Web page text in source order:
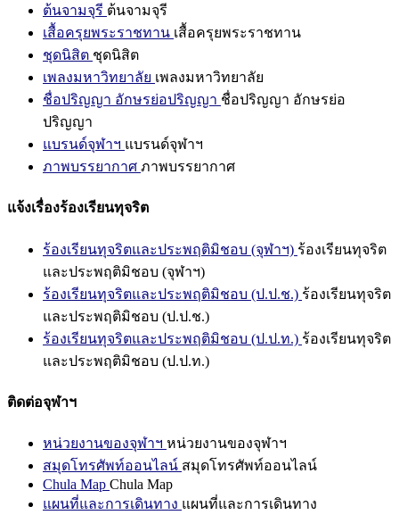
ต้นจามจุรี ต้นจามจุรี
เสื้อครุยพระราชทาน เสื้อครุยพระราชทาน
ชุดนิสิต ชุดนิสิต
เพลงมหาวิทยาลัย เพลงมหาวิทยาลัย
ชื่อปริญญา อักษรย่อปริญญา ชื่อปริญญา อักษรย่อ
ปริญญา
แบรนด์จุฬาฯ แบรนด์จุฬาฯ
ภาพบรรยากาศ ภาพบรรยากาศ
แจ้งเรื่องร้องเรียนทุจริต
ร้องเรียนทุจริตและประพฤติมิชอบ (จุฬาฯ) ร้องเรียนทุจริต
และประพฤติมิชอบ (จุฬาฯ)
ร้องเรียนทุจริตและประพฤติมิชอบ (ป.ป.ช.) ร้องเรียนทุจริต
และประพฤติมิชอบ (ป.ป.ช.)
ร้องเรียนทุจริตและประพฤติมิชอบ (ป.ป.ท.) ร้องเรียนทุจริต
และประพฤติมิชอบ (ป.ป.ท.)
ติดต่อจุฬาฯ
หน่วยงานของจุฬาฯ หน่วยงานของจุฬาฯ
สมุดโทรศัพท์ออนไลน์ สมุดโทรศัพท์ออนไลน์
Chula Map Chula Map
แผนที่และการเดินทาง แผนที่และการเดินทาง